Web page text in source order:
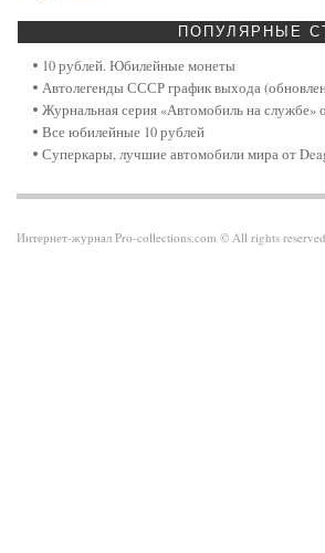
ПОПУЛЯРНЫЕ
10 рублей. Юбилейные монеты
Автолегенды СССР график выхода
Журнальная серия «Автомобиль на службе»
Все юбилейные 10 рублей
Суперкары, лучшие автомобили мира от
Интернет-журнал Pro-collections.com © All rights